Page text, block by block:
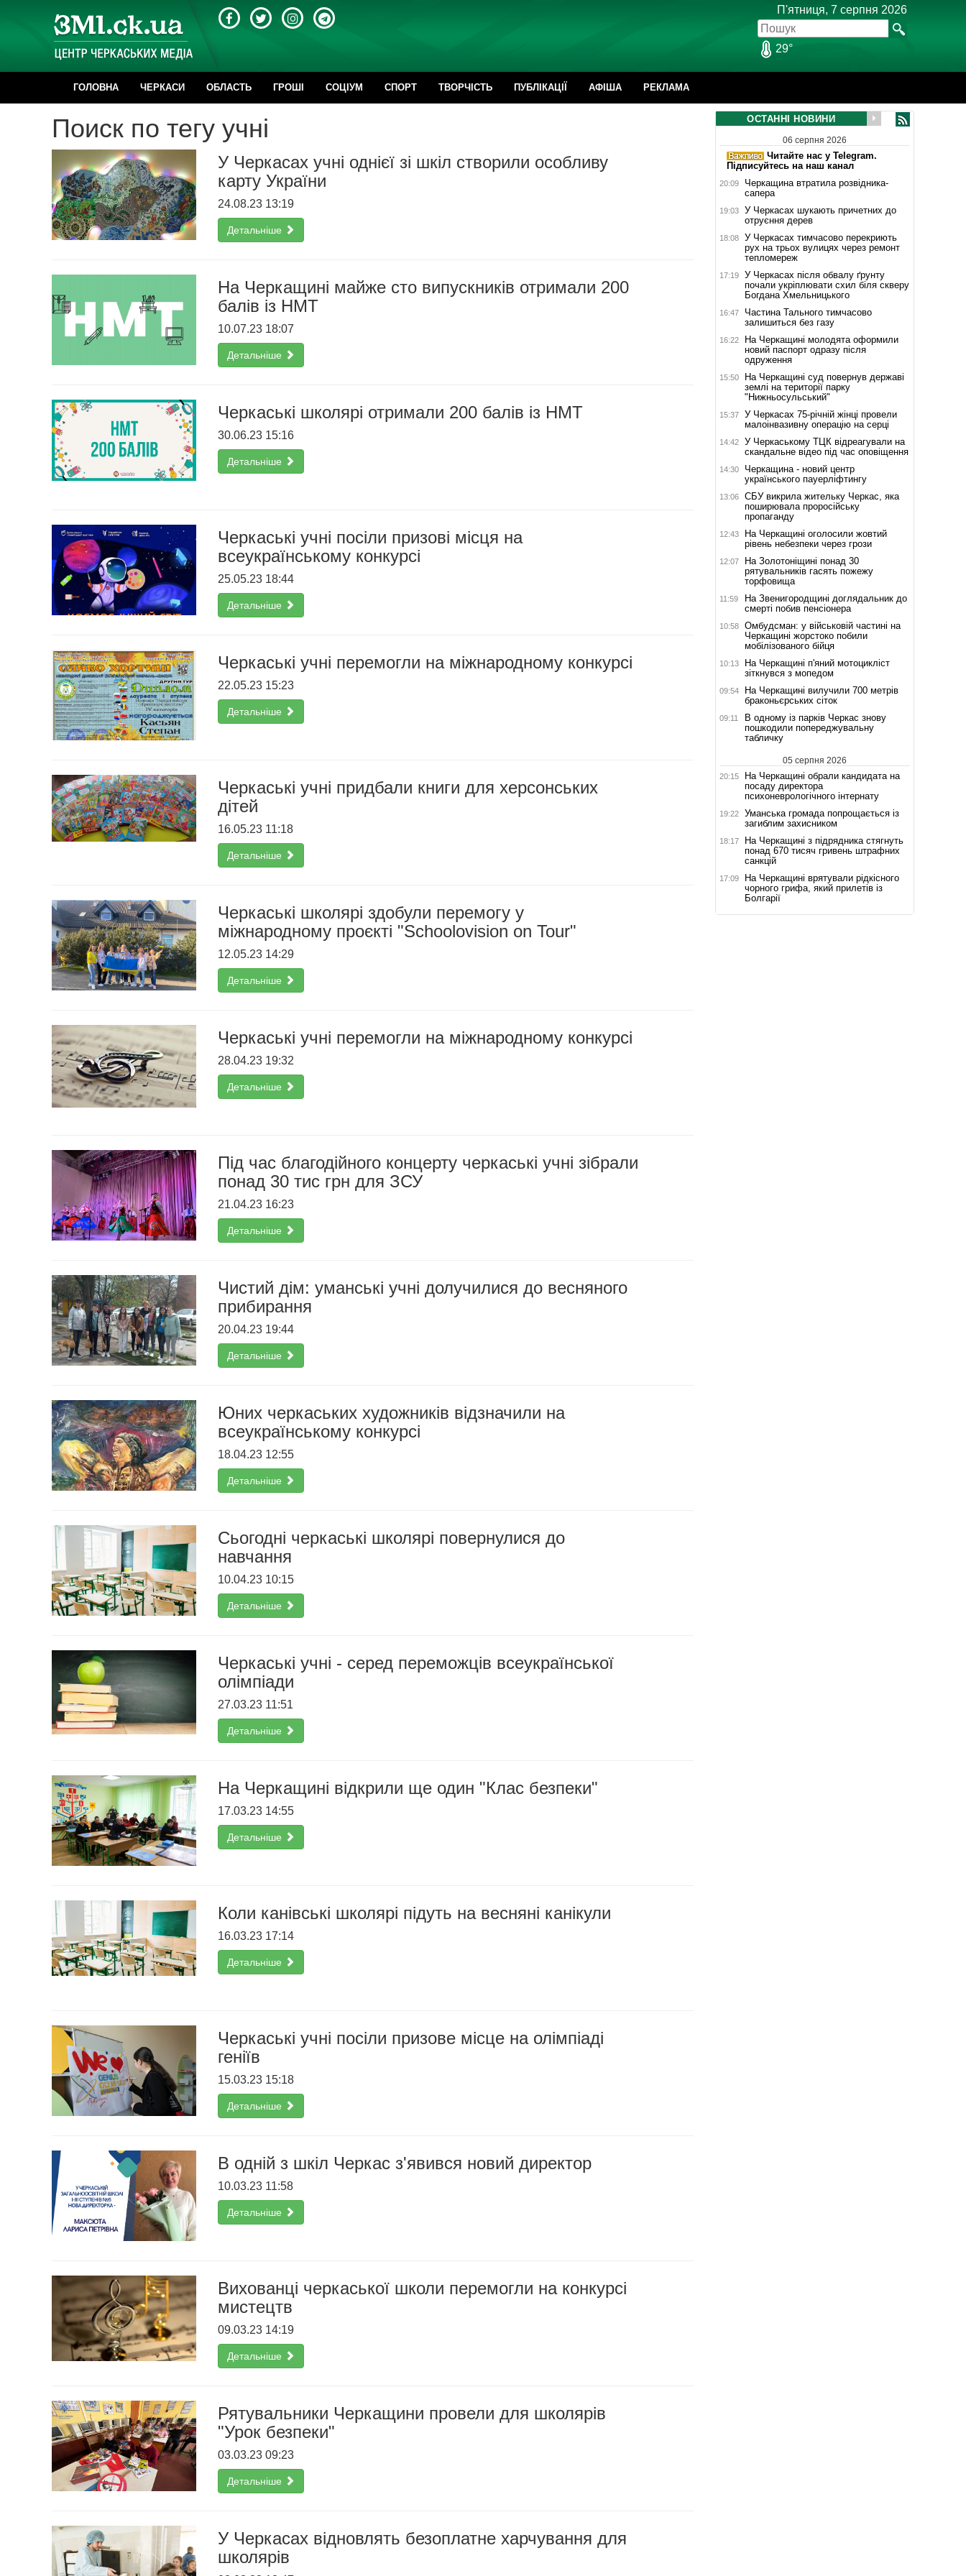
П'ятниця, 7 серпня 2026
29°
ГОЛОВНА ЧЕРКАСИ ОБЛАСТЬ ГРОШІ CОЦІУМ СПОРТ ТВОРЧІСТЬ ПУБЛІКАЦІЇ АФІША РЕКЛАМА
Поиск по тегу учні
У Черкасах учні однієї зі шкіл створили особливу
карту України
24.08.23 13:19
Детальніше
На Черкащині майже сто випускників отримали 200
балів із НМТ
10.07.23 18:07
Детальніше
Черкаські школярі отримали 200 балів із НМТ
30.06.23 15:16
Детальніше
Черкаські учні посіли призові місця на
всеукраїнському конкурсі
25.05.23 18:44
Детальніше
Черкаські учні перемогли на міжнародному конкурсі
22.05.23 15:23
Детальніше
Черкаські учні придбали книги для херсонських
дітей
16.05.23 11:18
Детальніше
Черкаські школярі здобули перемогу у
міжнародному проєкті "Schoolovision on Tour"
12.05.23 14:29
Детальніше
Черкаські учні перемогли на міжнародному конкурсі
28.04.23 19:32
Детальніше
Під час благодійного концерту черкаські учні зібрали
понад 30 тис грн для ЗСУ
21.04.23 16:23
Детальніше
Чистий дім: уманські учні долучилися до весняного
прибирання
20.04.23 19:44
Детальніше
Юних черкаських художників відзначили на
всеукраїнському конкурсі
18.04.23 12:55
Детальніше
Сьогодні черкаські школярі повернулися до
навчання
10.04.23 10:15
Детальніше
Черкаські учні - серед переможців всеукраїнської
олімпіади
27.03.23 11:51
Детальніше
На Черкащині відкрили ще один "Клас безпеки"
17.03.23 14:55
Детальніше
Коли канівські школярі підуть на весняні канікули
16.03.23 17:14
Детальніше
Черкаські учні посіли призове місце на олімпіаді
геніїв
15.03.23 15:18
Детальніше
В одній з шкіл Черкас з'явився новий директор
10.03.23 11:58
Детальніше
Вихованці черкаської школи перемогли на конкурсі
мистецтв
09.03.23 14:19
Детальніше
Рятувальники Черкащини провели для школярів
"Урок безпеки"
03.03.23 09:23
Детальніше
У Черкасах відновлять безоплатне харчування для
школярів
ОСТАННІ НОВИНИ
06 серпня 2026
Читайте нас у Telegram.
Підписуйтесь на наш канал
20:09
Черкащина втратила розвідника-
сапера
19:03
У Черкасах шукають причетних до
отруєння дерев
18:08
У Черкасах тимчасово перекриють
рух на трьох вулицях через ремонт
тепломереж
17:19
У Черкасах після обвалу ґрунту
почали укріплювати схил біля скверу
Богдана Хмельницького
16:47
Частина Тального тимчасово
залишиться без газу
16:22
На Черкащині молодята оформили
новий паспорт одразу після
одруження
15:50
На Черкащині суд повернув державі
землі на території парку
"Нижньосульський"
15:37
У Черкасах 75-річній жінці провели
малоінвазивну операцію на серці
14:42
У Черкаському ТЦК відреагували на
скандальне відео під час оповіщення
14:30
Черкащина - новий центр
українського пауерліфтингу
13:06
СБУ викрила жительку Черкас, яка
поширювала проросійську
пропаганду
12:43
На Черкащині оголосили жовтий
рівень небезпеки через грози
12:07
На Золотоніщині понад 30
рятувальників гасять пожежу
торфовища
11:59
На Звенигородщині доглядальник до
смерті побив пенсіонера
10:58
Омбудсман: у військовій частині на
Черкащині жорстоко побили
мобілізованого бійця
10:13
На Черкащині п'яний мотоцикліст
зіткнувся з мопедом
09:54
На Черкащині вилучили 700 метрів
браконьєрських сіток
09:11
В одному із парків Черкас знову
пошкодили попереджувальну
табличку
05 серпня 2026
20:15
На Черкащині обрали кандидата на
посаду директора
психоневрологічного інтернату
19:22
Уманська громада попрощається із
загиблим захисником
18:17
На Черкащині з підрядника стягнуть
понад 670 тисяч гривень штрафних
санкцій
17:09
На Черкащині врятували рідкісного
чорного грифа, який прилетів із
Болгарії